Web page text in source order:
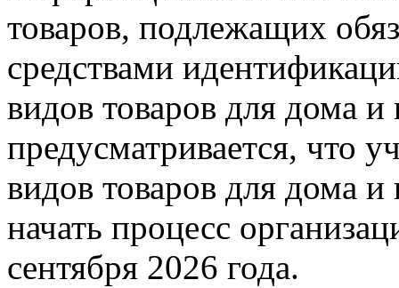
товаров, подлежащих
средствами
видов товаров для дома
предусматривается, что
видов товаров для дома и
начать процесс
сентября 2026 года.